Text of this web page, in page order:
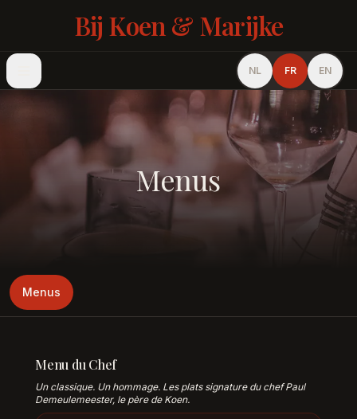
Bij Koen & Marijke
NL FR EN
Menus
Menus
Menu du Chef
Un classique. Un hommage. Les plats signature du chef Paul
Demeulemeester, le père de Koen.